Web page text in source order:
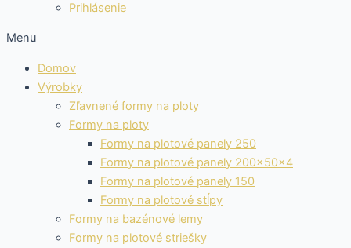
Prihlásenie
Menu
Domov
Výrobky
Zľavnené formy na ploty
Formy na ploty
Formy na plotové panely 250
Formy na plotové panely 200x50x4
Formy na plotové panely 150
Formy na plotové stĺpy
Formy na bazénové lemy
Formy na plotové striešky